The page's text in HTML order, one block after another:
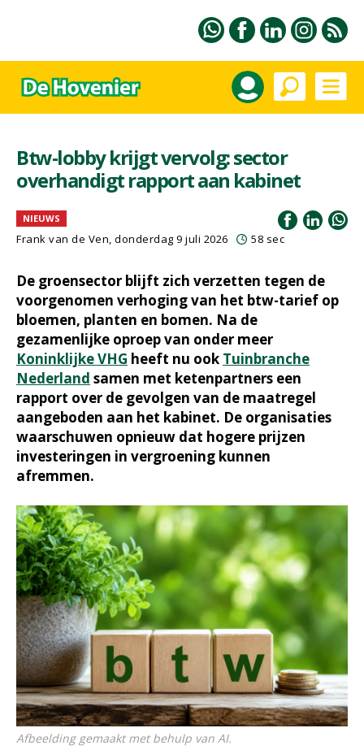
Btw-lobby krijgt vervolg: sector
overhandigt rapport aan kabinet
NIEUWS
Frank van de Ven, donderdag 9 juli 2026 58 sec
De groensector blijft zich verzetten tegen de
voorgenomen verhoging van het btw-tarief op
bloemen, planten en bomen. Na de
gezamenlijke oproep van onder meer
Koninklijke VHG heeft nu ook Tuinbranche
Nederland samen met ketenpartners een
rapport over de gevolgen van de maatregel
aangeboden aan het kabinet. De organisaties
waarschuwen opnieuw dat hogere prijzen
investeringen in vergroening kunnen
afremmen.
Afbeelding gemaakt met behulp van AI.